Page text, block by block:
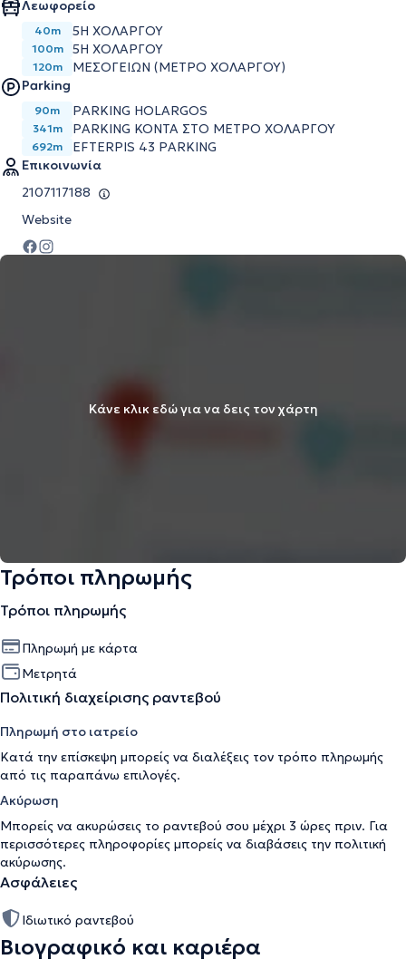
Λεωφορείο
40m 5Η ΧΟΛΑΡΓΟΥ
100m 5Η ΧΟΛΑΡΓΟΥ
120m
ΜΕΣΟΓΕΙΩΝ (ΜΕΤΡΟ ΧΟΛΑΡΓΟΥ)
Parking
90m PARKING HOLARGOS
341m PARKING ΚΟΝΤΑ ΣΤΟ ΜΕΤΡΟ ΧΟΛΑΡΓΟΥ
692m
EFTERPIS 43 PARKING
Επικοινωνία
2107117188
Website
Κάνε κλικ εδώ για να δεις τον χάρτη
Τρόποι πληρωμής
Τρόποι πληρωμής
Πληρωμή με κάρτα
Μετρητά
Πολιτική διαχείρισης ραντεβού
Πληρωμή στο ιατρείο
Κατά την επίσκεψη μπορείς να διαλέξεις τον τρόπο πληρωμής
από τις παραπάνω επιλογές.
Ακύρωση
Μπορείς να ακυρώσεις το ραντεβού σου μέχρι 3 ώρες πριν. Για
περισσότερες πληροφορίες μπορείς να διαβάσεις την πολιτική
ακύρωσης.
Ασφάλειες
Ιδιωτικό ραντεβού
Βιογραφικό και καριέρα